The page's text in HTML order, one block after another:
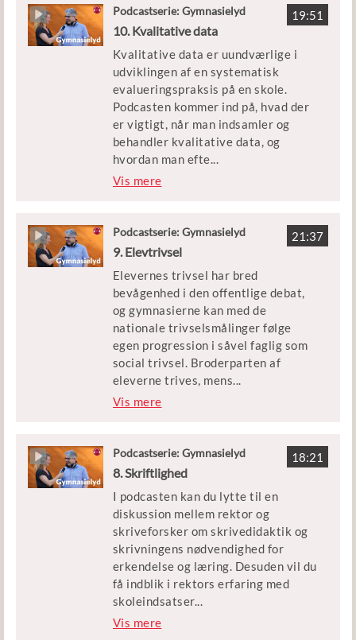
Århus Katedralskole og skriver Ph.d.
om didaktik og digital læring.
Morten har i en årrække undervist i
innovation i gymnasiet.
uddannelsessystemet og opfordrer i
stede til øget indsigt i egne valg. På
karriereperspektivet også en
politisk agenda, der skal få de unge
hurtigt igennem
uddannelsessystemet. Er dette et
paradoks, og hvordan overkommer vi
det i så fald?
Torben Theilgard er centerchef i
med karrierelæring i forbindelse
med projektet Karrierefokus.
19:51
Podcastserie: Gymnasielyd
10. Kvalitative data
Kvalitative data er uundværlige i
udviklingen af en systematisk
evalueringspraksis på en skole.
Podcasten kommer ind på, hvad der
er vigtigt, når man indsamler og
behandler kvalitative data, og
hvordan man efte...
rfølgende kan få bragt data i spil i
giver, også bliver anvendt og omsat.
med erfaringer i brug af kvalitative
analyser fra EVAs undersøgelser,
men også viden om gymnasiernes
arbejde med kvalitative metoder i
relation til kvalitets- og
udviklingsarbejde fra EVAs
undersøgelser herom. Camilla Rye er
rektor på Egedal gymnasium og har
Vis mere
21:37
Podcastserie: Gymnasielyd
9. Elevtrivsel
Elevernes trivsel har bred
bevågenhed i den offentlige debat,
og gymnasierne kan med de
nationale trivselsmålinger følge
egen progression i såvel faglig som
social trivsel. Broderparten af
eleverne trives, mens...
dem, som mistrives, får det værre.
svære diagnoser, bliver det relevant
at spørge, hvad skolen skal og kan
løfte? Skal vi tale om livsduelighed
frem for lykke, hvad kan vi lære af de
sårbare elever, og hvordan kan
trivselsarbejdet struktureres og
integreres i skolens øvrige
kvalitetsarbejde?
Vis mere
18:21
Podcastserie: Gymnasielyd
8. Skriftlighed
I podcasten kan du lytte til en
diskussion mellem rektor og
skriveforsker om skrivedidaktik og
skrivningens nødvendighed for
erkendelse og læring. Desuden vil du
få indblik i rektors erfaring med
skoleindsatser...
, der styrker elevernes skriftlige
Vis mere